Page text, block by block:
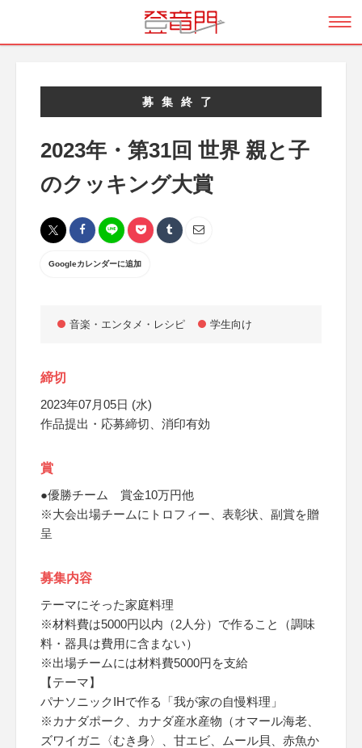
募集終了
2023年・第31回 世界 親と子
のクッキング大賞
Googleカレンダーに追加
音楽・エンタメ・レシピ 学生向け
締切
2023年07月05日 (水)
作品提出・応募締切、消印有効
賞
●優勝チーム 賞金10万円他
※大会出場チームにトロフィー、表彰状、副賞を贈
呈
募集内容
テーマにそった家庭料理
※材料費は5000円以内（2人分）で作ること（調味
料・器具は費用に含まない）
※出場チームには材料費5000円を支給
【テーマ】
パナソニックIHで作る「我が家の自慢料理」
※カナダポーク、カナダ産水産物（オマール海老、
ズワイガニ〈むき身〉、甘エビ、ムール貝、赤魚か